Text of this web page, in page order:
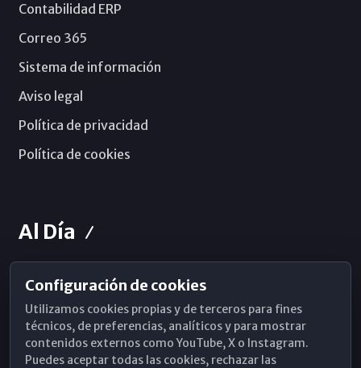
Contabilidad ERP
Correo 365
Sistema de información
Aviso legal
Política de privacidad
Política de cookies
Al Día
Horarios de Misa
Hemeroteca
WhatsApp
Configuración de cookies
Utilizamos cookies propias y de terceros para fines
técnicos, de preferencias, analíticos y para mostrar
contenidos externos como YouTube, X o Instagram.
Puedes aceptar todas las cookies, rechazar las